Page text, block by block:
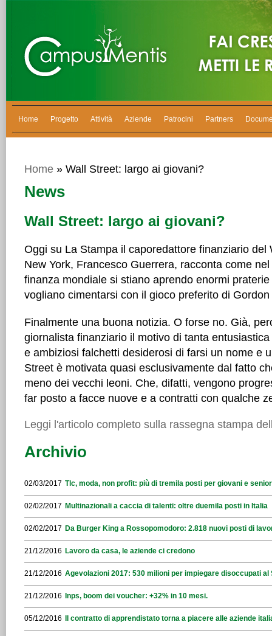
Home Progetto Attività Aziende Patrocini Partners
Home » Wall Street: largo ai giovani?
News
Wall Street: largo ai giovani?
Oggi su La Stampa il caporedattore finanziario del
New York, Francesco Guerrera, racconta come
finanza mondiale si stiano aprendo enormi
vogliano cimentarsi con il gioco preferito di
Finalmente una buona notizia. O forse no. Già,
giornalista finanziario il motivo di tanta
e ambiziosi falchetti desiderosi di farsi un nome e
Street è motivata quasi esclusivamente dal fatto
meno dei vecchi leoni. Che, difatti, vengono
far posto a facce nuove e a contratti con qualche
Leggi l'articolo completo sulla rassegna stampa
Archivio
02/03/2017 Tlc, moda, non profit: più di tremila posti per giovani e
02/02/2017 Multinazionali a caccia di talenti: oltre duemila posti in Italia
02/02/2017 Da Burger King a Rossopomodoro: 2.818 nuovi posti di
21/12/2016 Lavoro da casa, le aziende ci credono
21/12/2016 Agevolazioni 2017: 530 milioni per impiegare disoccupati al
21/12/2016 Inps, boom dei voucher: +32% in 10 mesi.
05/12/2016 Il contratto di apprendistato torna a piacere alle aziende